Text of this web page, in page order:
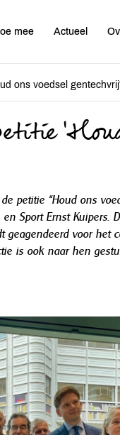
mee Actueel
ons voedsel gentechvrij'
petitie “Houd ons
Sport Ernst Kuipers.
voor het
is ook naar hen